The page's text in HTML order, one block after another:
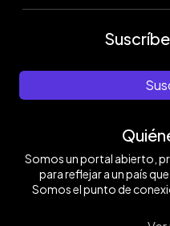
Somos un portal abierto,
para reflejar a un país
Somos el punto de